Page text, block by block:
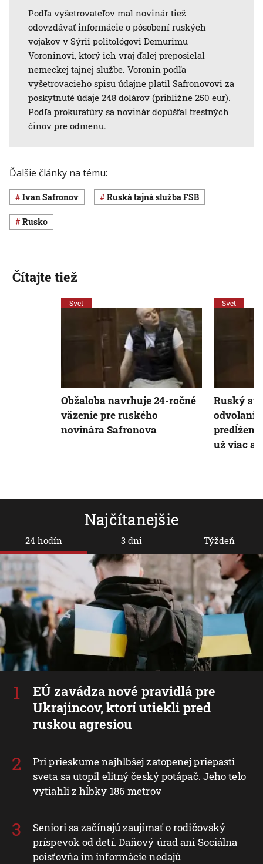
Podľa vyšetrovateľov mal novinár tiež
odovzdávať informácie o pôsobení ruských
vojakov v Sýrii politológovi Demurimu
Voroninovi, ktorý ich vraj ďalej preposielal
nemeckej tajnej službe. Voronin podľa
vyšetrovacieho spisu údajne platil Safronovovi za
poskytnuté údaje 248 dolárov (približne 250 eur).
Podľa prokuratúry sa novinár dopúšťal trestných
činov pre odmenu.
Ďalšie články na tému:
Ivan Safronov Ruská tajná služba FSB
Rusko
Najčítanejšie
24 hodín
EÚ zavádza nové pravidlá pre
Ukrajincov, ktorí utiekli pred
ruskou agresiou
Pri prieskume najhlbšej zatopenej priepasti
sveta sa utopil elitný český potápač. Jeho telo
vytiahli z hĺbky 186 metrov
Seniori sa začínajú zaujímať o rodičovský
príspevok od detí. Daňový úrad ani Sociálna
poisťovňa im informácie nedajú
3 dni Týždeň
Čítajte tiež
Svet
Obžaloba navrhuje 24-ročné
väzenie pre ruského
novinára Safronova
Svet
Ruský
už viac